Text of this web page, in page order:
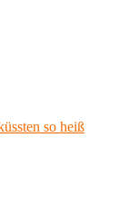
so heiß